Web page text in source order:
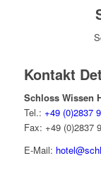
Kontakt
Schloss Wissen
Tel.: +49 (0)2837
Fax: +49 (0)2837
E-Mail: